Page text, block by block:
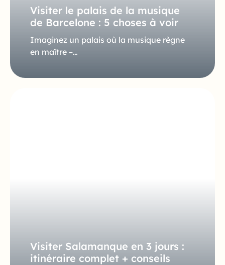
Visiter le palais de la musique
de Barcelone : 5 choses à voir
Imaginez un palais où la musique règne
en maître –…
Visiter Salamanque en 3 jours :
itinéraire complet + conseils